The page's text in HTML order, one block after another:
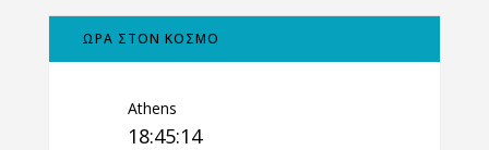
ΩΡΑ ΣΤΟΝ ΚΟΣΜΟ
Athens
18:45:14